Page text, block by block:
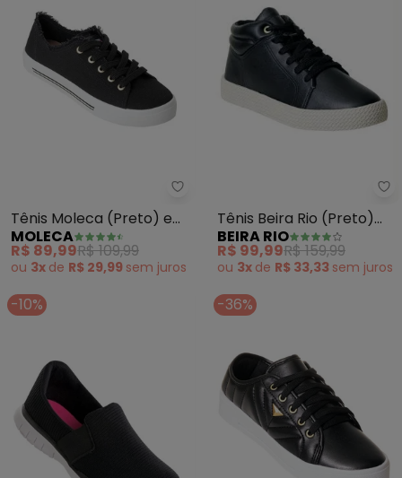
Moleca - Tênis Moleca (Preto)
Tênis Moleca (Preto) em
Tecido
MOLECA
R$ 89,99R$ 109,99
ou 3x de R$ 29,99 sem juros
Tênis Beira Rio (Preto)
em Sintético
BEIRA RIO
R$ 99,99R$ 159,99
ou 3x de R$ 33,33 sem juros
-10% -36%